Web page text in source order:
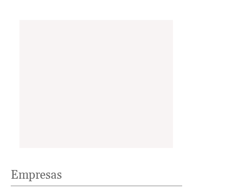
Empresas